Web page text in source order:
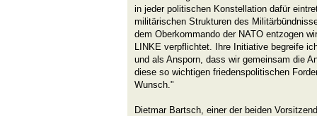
in jeder politischen Konstellation dafür
militärischen Strukturen des
dem Oberkommando der NATO entzogen
LINKE verpflichtet. Ihre Initiative begreife
und als Ansporn, dass wir gemeinsam die
diese so wichtigen friedenspolitischen
Wunsch."
Dietmar Bartsch, einer der beiden